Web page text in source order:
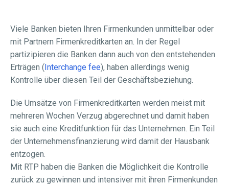
Viele Banken bieten Ihren Firmenkunden unmittelbar oder
mit Partnern Firmenkreditkarten an. In der Regel
partizipieren die Banken dann auch von den entstehenden
Erträgen (Interchange fee), haben allerdings wenig
Kontrolle über diesen Teil der Geschäftsbeziehung.
Die Umsätze von Firmenkreditkarten werden meist mit
mehreren Wochen Verzug abgerechnet und damit haben
sie auch eine Kreditfunktion für das Unternehmen. Ein Teil
der Unternehmensfinanzierung wird damit der Hausbank
entzogen.
Mit RTP haben die Banken die Möglichkeit die Kontrolle
zurück zu gewinnen und intensiver mit ihren Firmenkunden